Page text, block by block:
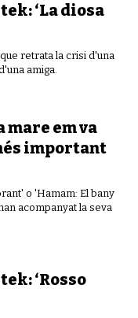
‘La diosa
retrata la crisi d'una
amiga.
mare em va
important
o 'Hamam: El bany
acompanyat la seva
‘Rosso